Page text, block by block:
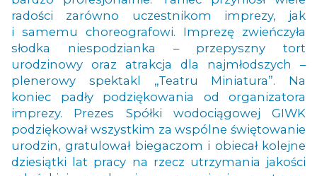
radości zarówno uczestnikom imprezy, jak
i samemu choreografowi. Imprezę zwieńczyła
słodka niespodzianka – przepyszny tort
urodzinowy oraz atrakcja dla najmłodszych –
plenerowy spektakl „Teatru Miniatura”. Na
koniec padły podziękowania od organizatora
imprezy. Prezes Spółki wodociągowej GIWK
podziękował wszystkim za wspólne świętowanie
urodzin, gratulował biegaczom i obiecał kolejne
dziesiątki lat pracy na rzecz utrzymania jakości